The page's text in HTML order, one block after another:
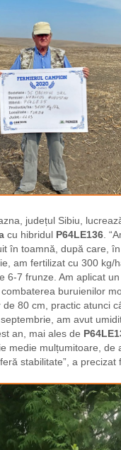
județul Sibiu,
cu hibridul P64LE136 .
în toamnă, după care,
am fertilizat cu 300 kg/
6-7 frunze. Am aplicat
buruienilor
80 cm, practic atunci
am avut
an, mai ales de
medie mulțumitoare,
stabilitate”, a precizat